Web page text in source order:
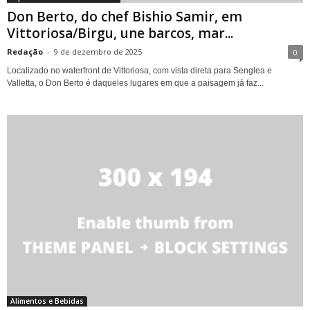
Don Berto, do chef Bishio Samir, em
Vittoriosa/Birgu, une barcos, mar...
Redação - 9 de dezembro de 2025 0
Localizado no waterfront de Vittoriosa, com vista direta para Senglea e
Valletta, o Don Berto é daqueles lugares em que a paisagem já faz...
Alimentos e Bebidas